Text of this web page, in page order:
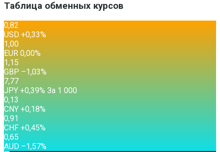
Таблица обменных курсов
0,82
USD +0,33%
1,00
EUR 0,00%
1,15
GBP –1,03%
7,77
JPY +0,39% За 1 000
0,13
CNY +0,18%
0,91
CHF +0,45%
0,65
AUD –1,57%